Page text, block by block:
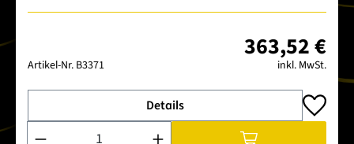
Artikel-Nr. B3371
363,52 €
inkl. MwSt.
Details
Produkt Anzahl: Gib den gewünschten Wert ein oder